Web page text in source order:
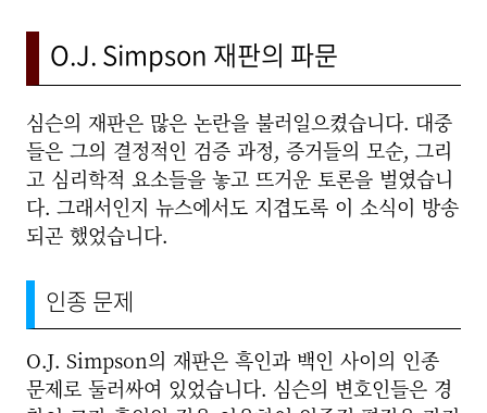
O.J. Simpson 재판의 파문
심슨의 재판은 많은 논란을 불러일으켰습니다. 대중
들은 그의 결정적인 검증 과정, 증거들의 모순, 그리
고 심리학적 요소들을 놓고 뜨거운 토론을 벌였습니
다. 그래서인지 뉴스에서도 지겹도록 이 소식이 방송
되곤 했었습니다.
인종 문제
O.J. Simpson의 재판은 흑인과 백인 사이의 인종
문제로 둘러싸여 있었습니다. 심슨의 변호인들은 경